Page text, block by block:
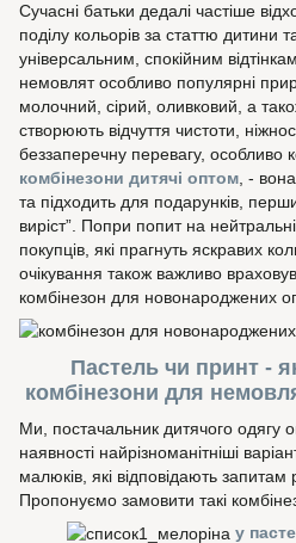
Сучасні батьки дедалі частіше
поділу кольорів за статтю дитини
універсальним, спокійним
немовлят особливо популярні
молочний, сірий, оливковий, а
створюють відчуття чистоти,
беззаперечну перевагу, особливо
комбінезони дитячі оптом , -
та підходить для подарунків,
виріст”. Попри попит на
покупців, які прагнуть яскравих
очікування також важливо
комбінезон для новонароджених
Пастель чи принт -
комбінезони для
Ми, постачальник дитячого одягу
наявності найрізноманітніші
малюків, які відповідають запитам
Пропонуємо замовити такі
у